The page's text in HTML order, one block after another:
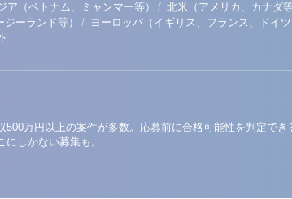
ア（ベトナム、ミャンマー等） / 北米（アメリカ、カナダ等
ーランド等） / ヨーロッパ（イギリス、フランス、ドイツ
万円以上の案件が多数。応募前に合格可能性を判定で
しかない募集も。